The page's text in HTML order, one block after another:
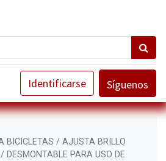
Identificarse Síguenos
BICICLETAS / AJUSTA BRILLO
DESMONTABLE PARA USO DE